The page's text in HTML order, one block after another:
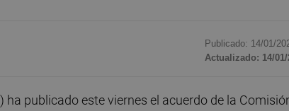
Publicado: 14/01/
Actualizado: 14/01/
ha publicado este viernes el acuerdo de la